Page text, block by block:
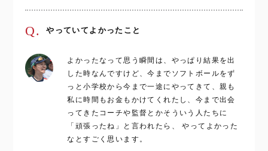
Q. やっていてよかったこと
よかったなって思う瞬間は、やっぱり結果を出
した時なんですけど、今までソフトボールをず
っと小学校から今まで一途にやってきて、親も
私に時間もお金もかけてくれたし、今まで出会
ってきたコーチや監督とかそういう人たちに
「頑張ったね」と言われたら、 やってよかった
なとすごく思います。